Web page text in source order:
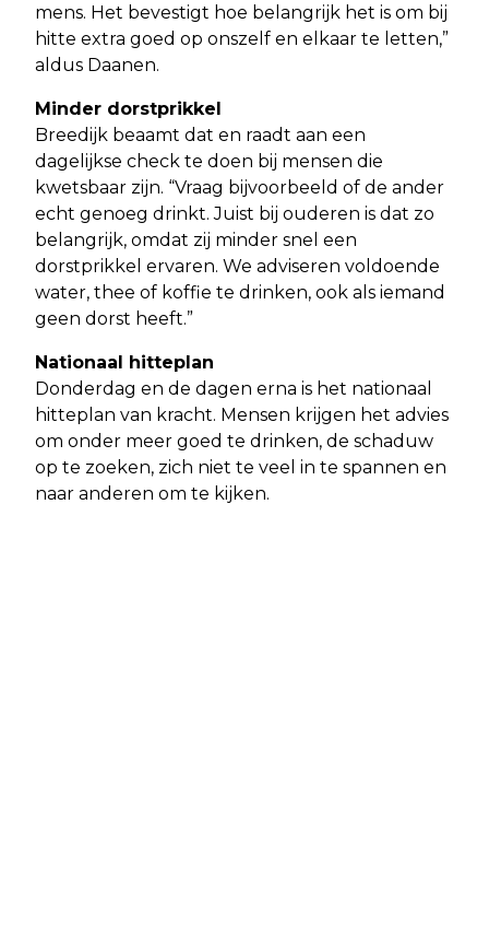
mens. Het bevestigt hoe belangrijk het is om bij
hitte extra goed op onszelf en elkaar te letten,”
aldus Daanen.
Minder dorstprikkel
Breedijk beaamt dat en raadt aan een
dagelijkse check te doen bij mensen die
kwetsbaar zijn. “Vraag bijvoorbeeld of de ander
echt genoeg drinkt. Juist bij ouderen is dat zo
belangrijk, omdat zij minder snel een
dorstprikkel ervaren. We adviseren voldoende
water, thee of koffie te drinken, ook als iemand
geen dorst heeft.”
Nationaal hitteplan
Donderdag en de dagen erna is het nationaal
hitteplan van kracht. Mensen krijgen het advies
om onder meer goed te drinken, de schaduw
op te zoeken, zich niet te veel in te spannen en
naar anderen om te kijken.